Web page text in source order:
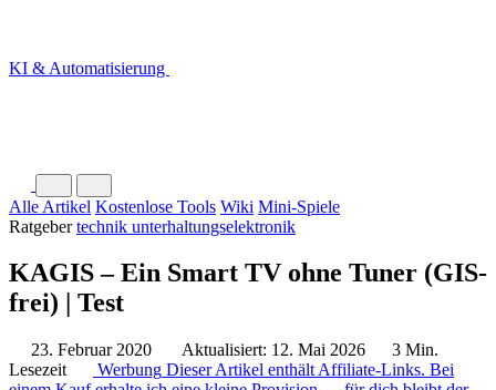
KI & Automatisierung
Alle Artikel Kostenlose Tools Wiki Mini-Spiele
Ratgebertechnik unterhaltungselektronik
KAGIS – Ein Smart TV ohne Tuner (GIS-
frei) | Test
23. Februar 2020 Aktualisiert: 12. Mai 2026
3 Min.
Lesezeit
Werbung Dieser Artikel enthält Affiliate-Links. Bei